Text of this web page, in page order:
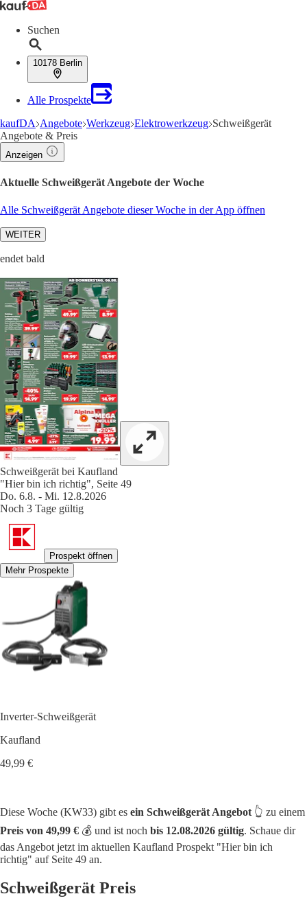
Suchen
10178 Berlin
Alle Prospekte
kaufDA Angebote Werkzeug Elektrowerkzeug Schweißgerät
Angebote & Preis
Anzeigen
Aktuelle Schweißgerät Angebote der Woche
Alle Schweißgerät Angebote dieser Woche in der App öffnen
WEITER
endet bald
Schweißgerät bei Kaufland
"Hier bin ich richtig", Seite 49
Do. 6.8. - Mi. 12.8.2026
Noch 3 Tage gültig
Prospekt öffnen
Mehr Prospekte
Inverter-Schweißgerät
Kaufland
49,99 €
Diese Woche (KW33) gibt es ein Schweißgerät Angebot 👆 zu einem
Preis von 49,99 € 💰 und ist noch bis 12.08.2026 gültig. Schaue dir
das Angebot jetzt im aktuellen Kaufland Prospekt "Hier bin ich
richtig" auf Seite 49 an.
Schweißgerät Preis